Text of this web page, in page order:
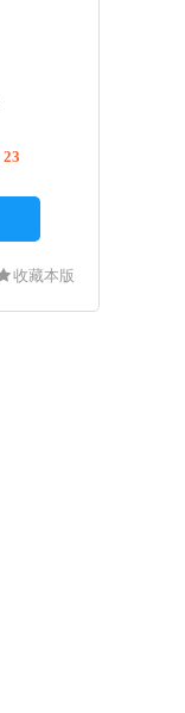
23
收藏本版